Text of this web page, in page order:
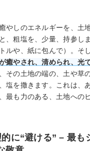
やしのエネルギーを、土
、粗塩を、少量、持参し
ルや、紙に包んで）。そ
癒やされ、清められ、光
その土地の端の、土や草
塩を撒きます。これは、
最も力のある、土地への
に“避ける” – 最も